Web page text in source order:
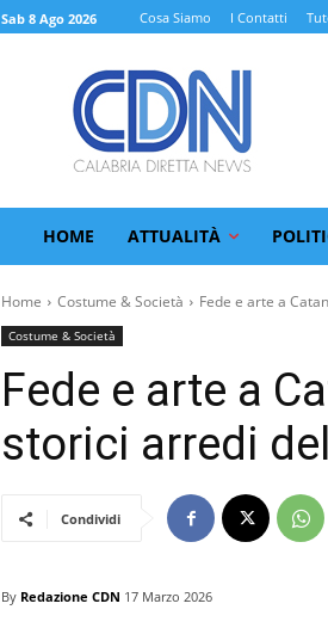
Sab 8 Ago 2026 Cosa Siamo I Contatti
HOME ATTUALITÀ
Home Costume & Società Fede e arte a
Costume & Società
Fede e arte a
storici arredi
Condividi
By Redazione CDN 17 Marzo 2026